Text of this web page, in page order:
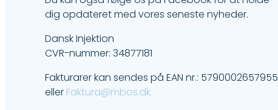
dig opdateret med vores seneste nyheder.
Dansk Injektion
CVR-nummer: 34877181
Fakturarer kan sendes på EAN nr.: 5790002657955
eller Faktura@mbos.dk.